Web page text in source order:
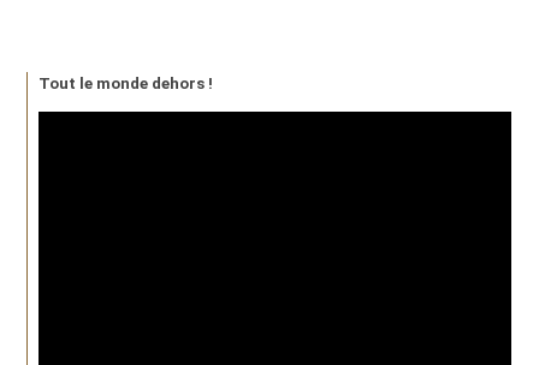
Tout le monde dehors !